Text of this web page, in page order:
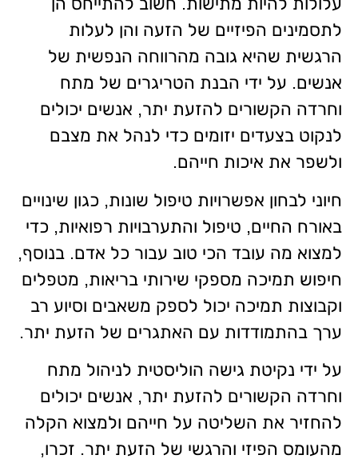
לתסמינים הפיזיים של הזעה והן לעלות
הרגשית שהיא גובה מהרווחה הנפשית של
אנשים. על ידי הבנת הטריגרים של מתח
וחרדה הקשורים להזעת יתר, אנשים יכולים
לנקוט בצעדים יזומים כדי לנהל את מצבם
ולשפר את איכות חייהם.
חיוני לבחון אפשרויות טיפול שונות, כגון שינויים
באורח החיים, טיפול והתערבויות רפואיות, כדי
למצוא מה עובד הכי טוב עבור כל אדם. בנוסף,
חיפוש תמיכה מספקי שירותי בריאות, מטפלים
וקבוצות תמיכה יכול לספק משאבים וסיוע רב
ערך בהתמודדות עם האתגרים של הזעת יתר.
על ידי נקיטת גישה הוליסטית לניהול מתח
וחרדה הקשורים להזעת יתר, אנשים יכולים
להחזיר את השליטה על חייהם ולמצוא הקלה
מהעומס הפיזי והרגשי של הזעת יתר. זכרו,